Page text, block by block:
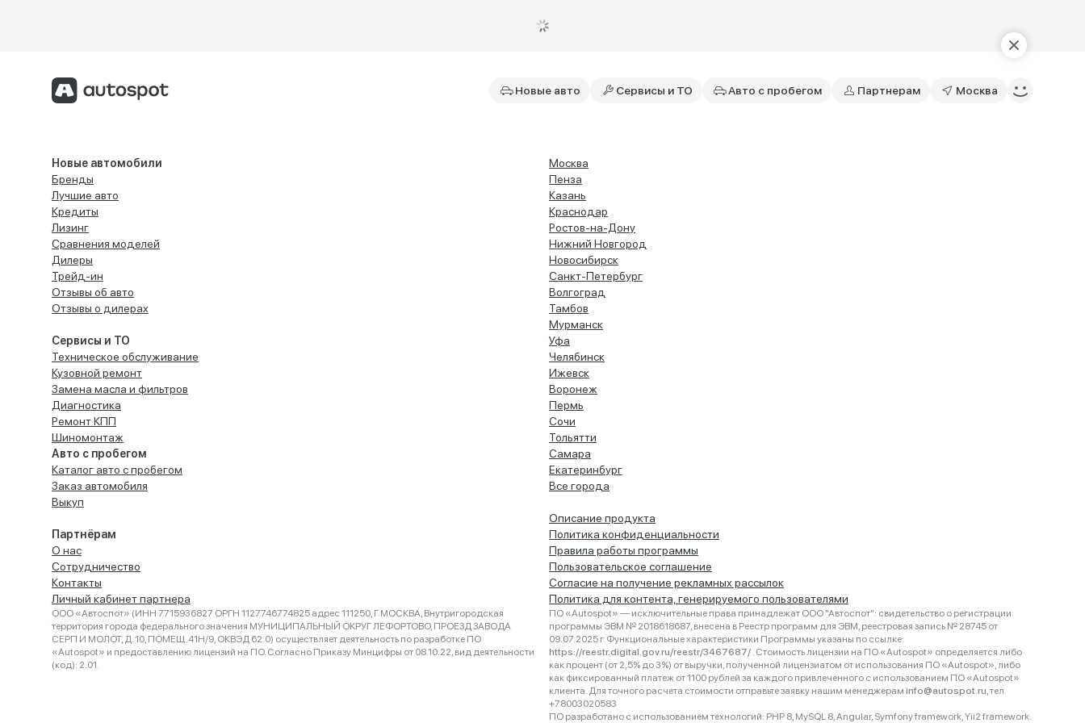
Новые авто Сервисы и ТО Авто с пробегом Партнерам Москва
Новые автомобили
Бренды
Лучшие авто
Кредиты
Лизинг
Сравнения моделей
Дилеры
Трейд-ин
Отзывы об авто
Отзывы о дилерах
Сервисы и ТО
Техническое обслуживание
Кузовной ремонт
Замена масла и фильтров
Диагностика
Ремонт КПП
Шиномонтаж
Авто с пробегом
Каталог авто с пробегом
Заказ автомобиля
Выкуп
Партнёрам
О нас
Сотрудничество
Контакты
Личный кабинет партнера
Москва
Пенза
Казань
Краснодар
Ростов-на-Дону
Нижний Новгород
Новосибирск
Санкт-Петербург
Волгоград
Тамбов
Мурманск
Уфа
Челябинск
Ижевск
Воронеж
Пермь
Сочи
Тольятти
Самара
Екатеринбург
Все города
Описание продукта
Политика конфиденциальности
Правила работы программы
Пользовательское соглашение
Согласие на получение рекламных рассылок
Политика для контента, генерируемого пользователями
ООО «Автоспот» (ИНН 7715936827 ОРГН 1127746774825 адрес 111250, Г.МОСКВА, Внутригородская
территория города федерального значения МУНИЦИПАЛЬНЫЙ ОКРУГ ЛЕФОРТОВО, ПРОЕЗД ЗАВОДА
СЕРП И МОЛОТ, Д. 10, ПОМЕЩ. 41Н/9, ОКВЭД 62.0) осуществляет деятельность по разработке ПО
«Autospot» и предоставлению лицензий на ПО. Согласно Приказу Минцифры от 08.10.22, вид деятельности
(код): 2.01.
ПО «Autospot» — исключительные права принадлежат ООО "Автоспот": свидетельство о регистрации
программы ЭВМ № 2018618687, внесена в Реестр программ для ЭВМ, реестровая запись № 28745 от
09.07.2025 г. Функциональные характеристики Программы указаны по ссылке:
https://reestr.digital.gov.ru/reestr/3467687/ . Стоимость лицензии на ПО «Autospot» определяется либо
как процент (от 2,5% до 3%) от выручки, полученной лицензиатом от использования ПО «Autospot», либо
как фиксированный платеж от 1100 рублей за каждого привлеченного с использованием ПО «Autospot»
клиента. Для точного расчета стоимости отправьте заявку нашим менеджерам info@autospot.ru, тел.
+78003020583
ПО разработано с использованием технологий: PHP 8, MySQL 8, Angular, Symfony framework, Yii2 framework.